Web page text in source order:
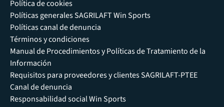
Política de cookies
Políticas generales SAGRILAFT Win Sports
Políticas canal de denuncia
Términos y condiciones
Manual de Procedimientos y Políticas de Tratamiento de la
Información
Requisitos para proveedores y clientes SAGRILAFT-PTEE
Canal de denuncia
Responsabilidad social Win Sports